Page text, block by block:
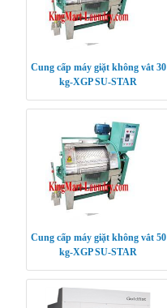
Cung cấp máy giặt không vắt 30
kg-XGP SU-STAR
Cung cấp máy giặt không vắt 50
kg-XGP SU-STAR